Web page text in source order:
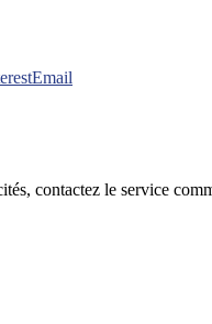
Email
contactez le service